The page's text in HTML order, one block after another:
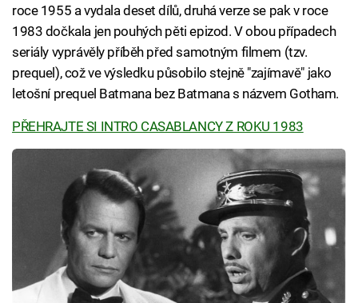
roce 1955 a vydala deset dílů, druhá verze se pak v roce
1983 dočkala jen pouhých pěti epizod. V obou případech
seriály vyprávěly příběh před samotným filmem (tzv.
prequel), což ve výsledku působilo stejně "zajímavě" jako
letošní prequel Batmana bez Batmana s názvem Gotham.
PŘEHRAJTE SI INTRO CASABLANCY Z ROKU 1983